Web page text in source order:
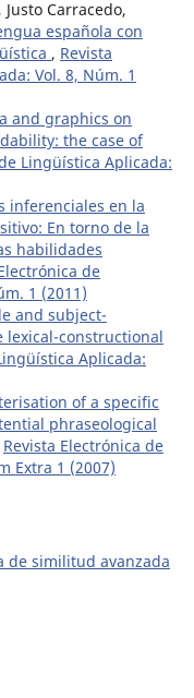
Carracedo,
española con
, Revista
Vol. 8, Núm. 1
and graphics on
the case of
Lingüística Aplicada:
inferenciales en la
En torno de la
habilidades
de
1 (2011)
and subject-
constructional
Aplicada:
of a specific
phraseological
Revista Electrónica de
Extra 1 (2007)
de similitud avanzada